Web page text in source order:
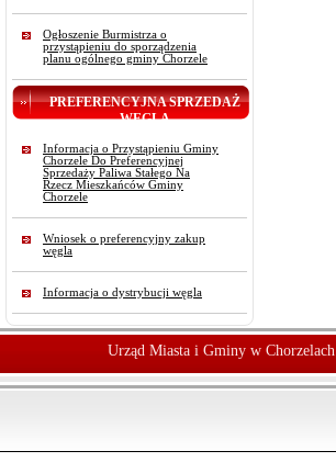
Ogłoszenie Burmistrza o
przystąpieniu do sporządzenia
planu ogólnego gminy Chorzele
PREFERENCYJNA SPRZEDAŻ
WĘGLA
Informacja o Przystąpieniu Gminy
Chorzele Do Preferencyjnej
Sprzedaży Paliwa Stałego Na
Rzecz Mieszkańców Gminy
Chorzele
Wniosek o preferencyjny zakup
węgla
Informacja o dystrybucji węgla
Urząd Miasta i Gminy w Chorzelach